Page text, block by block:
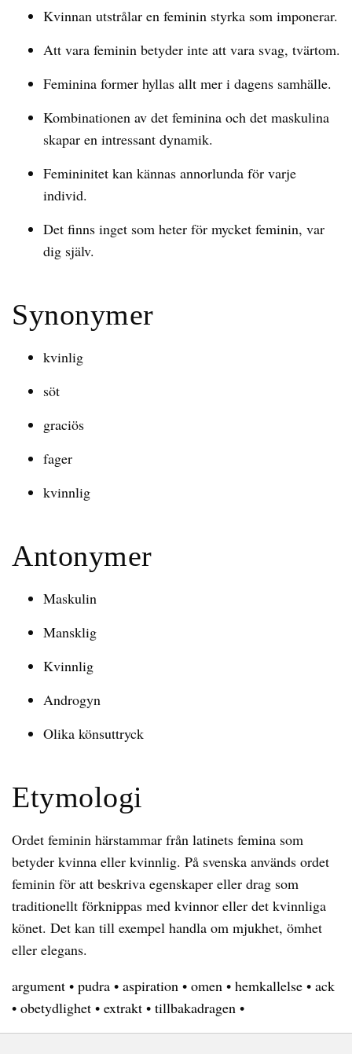
Kvinnan utstrålar en feminin styrka som imponerar.
Att vara feminin betyder inte att vara svag, tvärtom.
Feminina former hyllas allt mer i dagens samhälle.
Kombinationen av det feminina och det maskulina
skapar en intressant dynamik.
Femininitet kan kännas annorlunda för varje
individ.
Det finns inget som heter för mycket feminin, var
dig själv.
Synonymer
kvinlig
söt
graciös
fager
kvinnlig
Antonymer
Maskulin
Mansklig
Kvinnlig
Androgyn
Olika könsuttryck
Etymologi
Ordet feminin härstammar från latinets femina som
betyder kvinna eller kvinnlig. På svenska används ordet
feminin för att beskriva egenskaper eller drag som
traditionellt förknippas med kvinnor eller det kvinnliga
könet. Det kan till exempel handla om mjukhet, ömhet
eller elegans.
argument • pudra • aspiration • omen • hemkallelse • ack
• obetydlighet • extrakt • tillbakadragen •